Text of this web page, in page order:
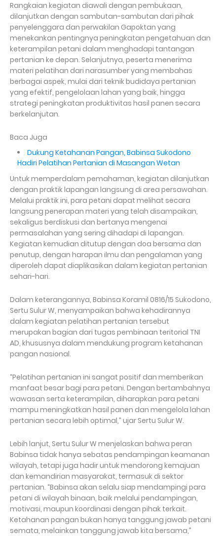
Rangkaian kegiatan diawali dengan pembukaan,
dilanjutkan dengan sambutan-sambutan dari pihak
penyelenggara dan perwakilan Gapoktan yang
menekankan pentingnya peningkatan pengetahuan dan
keterampilan petani dalam menghadapi tantangan
pertanian ke depan. Selanjutnya, peserta menerima
materi pelatihan dari narasumber yang membahas
berbagai aspek, mulai dari teknik budidaya pertanian
yang efektif, pengelolaan lahan yang baik, hingga
strategi peningkatan produktivitas hasil panen secara
berkelanjutan.
Baca Juga
Dukung Ketahanan Pangan, Babinsa Sukodono
Hadiri Pelatihan Pertanian di Masangan Wetan
Untuk memperdalam pemahaman, kegiatan dilanjutkan
dengan praktik lapangan langsung di area persawahan.
Melalui praktik ini, para petani dapat melihat secara
langsung penerapan materi yang telah disampaikan,
sekaligus berdiskusi dan bertanya mengenai
permasalahan yang sering dihadapi di lapangan.
Kegiatan kemudian ditutup dengan doa bersama dan
penutup, dengan harapan ilmu dan pengalaman yang
diperoleh dapat diaplikasikan dalam kegiatan pertanian
sehari-hari.
Dalam keterangannya, Babinsa Koramil 0816/15 Sukodono,
Sertu Sulur W, menyampaikan bahwa kehadirannya
dalam kegiatan pelatihan pertanian tersebut
merupakan bagian dari tugas pembinaan teritorial TNI
AD, khususnya dalam mendukung program ketahanan
pangan nasional.
“Pelatihan pertanian ini sangat positif dan memberikan
manfaat besar bagi para petani. Dengan bertambahnya
wawasan serta keterampilan, diharapkan para petani
mampu meningkatkan hasil panen dan mengelola lahan
pertanian secara lebih optimal,” ujar Sertu Sulur W.
Lebih lanjut, Sertu Sulur W menjelaskan bahwa peran
Babinsa tidak hanya sebatas pendampingan keamanan
wilayah, tetapi juga hadir untuk mendorong kemajuan
dan kemandirian masyarakat, termasuk di sektor
pertanian. “Babinsa akan selalu siap mendampingi para
petani di wilayah binaan, baik melalui pendampingan,
motivasi, maupun koordinasi dengan pihak terkait.
Ketahanan pangan bukan hanya tanggung jawab petani
semata, melainkan tanggung jawab kita bersama,”